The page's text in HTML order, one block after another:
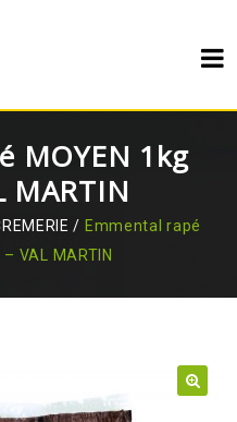
MOYEN 1kg
MARTIN
/ Emmental rapé
VAL MARTIN